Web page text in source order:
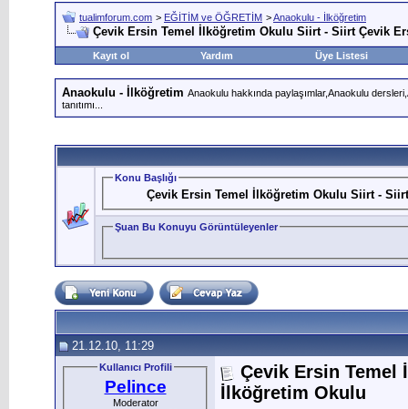
tualimforum.com > EĞİTİM ve ÖĞRETİM >Anaokulu - İlköğretim
Çevik Ersin Temel İlköğretim Okulu Siirt - Siirt Çevik
Kayıt ol Yardım Üye Listesi
Anaokulu - İlköğretim Anaokulu hakkında paylaşımlar,Anaokulu
tanıtımı...
Konu Başlığı
Çevik Ersin Temel İlköğretim Okulu Siirt -
Şuan Bu Konuyu Görüntüleyenler
21.12.10, 11:29
Kullanıcı Profili
Pelince
Moderator
Çevik Ersin Temel
İlköğretim Okulu